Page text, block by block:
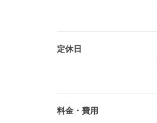
定休日
料金・費用